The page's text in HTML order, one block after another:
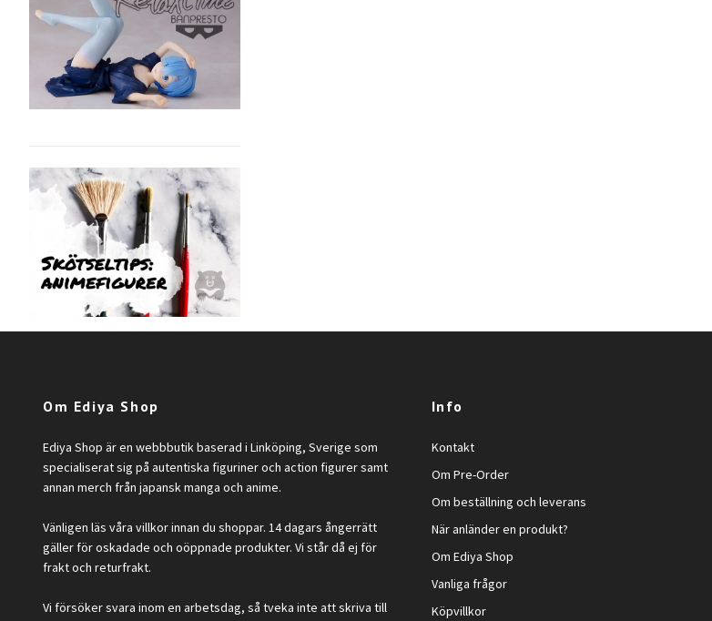
Om Ediya Shop
Ediya Shop är en webbbutik baserad i Linköping, Sverige som
specialiserat sig på autentiska figuriner och action figurer samt
annan merch från japansk manga och anime.
Vänligen läs våra villkor innan du shoppar. 14 dagars ångerrätt
gäller för oskadade och oöppnade produkter. Vi står då ej för
frakt och returfrakt.
Vi försöker svara inom en arbetsdag, så tveka inte att skriva till
Info
Kontakt
Om Pre-Order
Om beställning och leverans
När anländer en produkt?
Om Ediya Shop
Vanliga frågor
Köpvillkor